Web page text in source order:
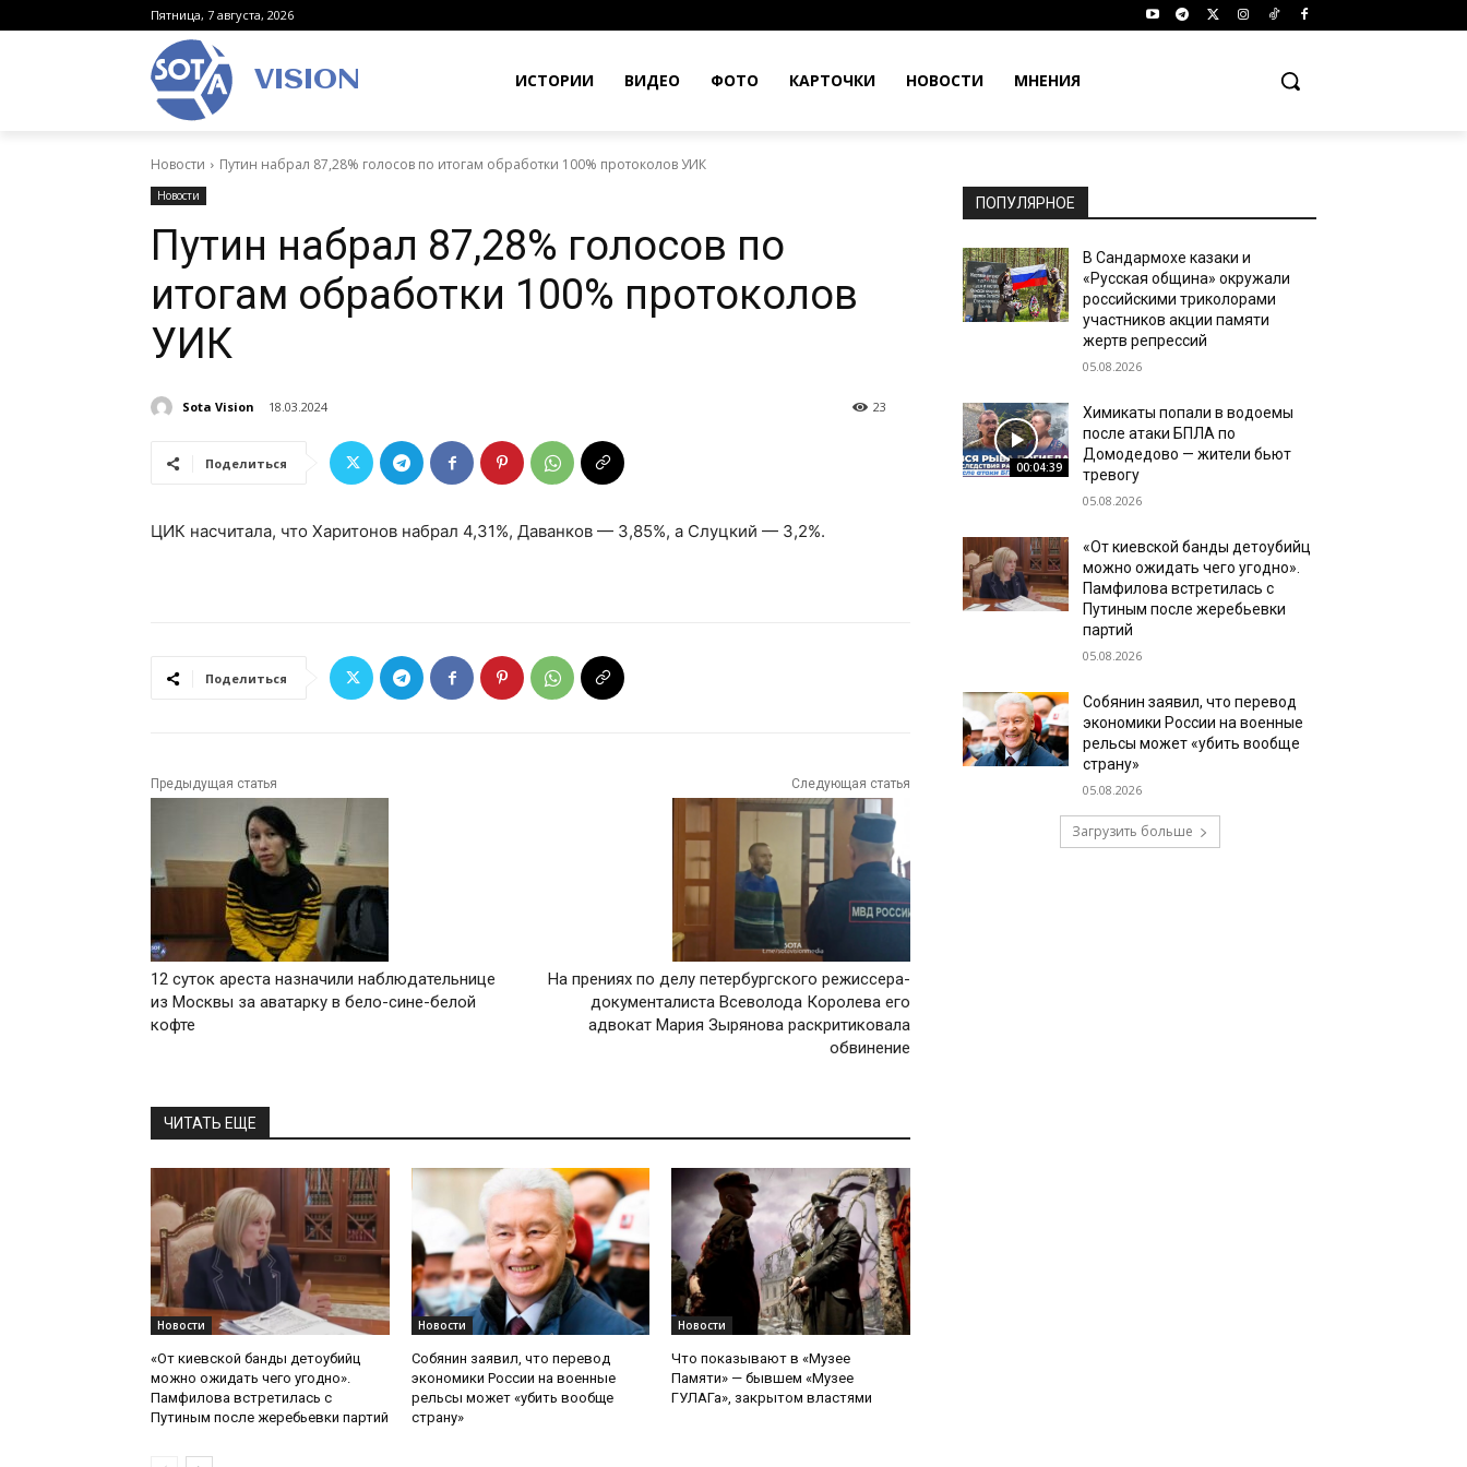
Пятница, 7 августа, 2026
VISION ИСТОРИИ ВИДЕО ФОТО КАРТОЧКИ НОВОСТИ МНЕНИЯ
Новости Путин набрал 87,28% голосов по итогам обработки 100% протоколов УИК
Новости
Путин набрал 87,28% голосов по
итогам обработки 100% протоколов
УИК
Sota Vision 18.03.2024 23
Поделиться
ЦИК насчитала, что Харитонов набрал 4,31%, Даванков — 3,85%, а Слуцкий — 3,2%.
Поделиться
Предыдущая статья
12 суток ареста назначили наблюдательнице
из Москвы за аватарку в бело-сине-белой
кофте
Следующая статья
На прениях по делу петербургского режиссера-
документалиста Всеволода Королева его
адвокат Мария Зырянова раскритиковала
обвинение
ЧИТАТЬ ЕЩЕ
Новости
«От киевской банды детоубийц
можно ожидать чего угодно».
Памфилова встретилась с
Путиным после жеребьевки партий
Новости
Собянин заявил, что перевод
экономики России на военные
рельсы может «убить вообще
страну»
Новости
Что показывают в «Музее
Памяти» — бывшем «Музее
ГУЛАГа», закрытом властями
ПОПУЛЯРНОЕ
В Сандармохе казаки и
«Русская община» окружали
российскими триколорами
участников акции памяти
жертв репрессий
05.08.2026
00:04:39
Химикаты попали в водоемы
после атаки БПЛА по
Домодедово — жители бьют
тревогу
05.08.2026
«От киевской банды детоубийц
можно ожидать чего угодно».
Памфилова встретилась с
Путиным после жеребьевки
партий
05.08.2026
Собянин заявил, что перевод
экономики России на военные
рельсы может «убить вообще
страну»
05.08.2026
Загрузить больше